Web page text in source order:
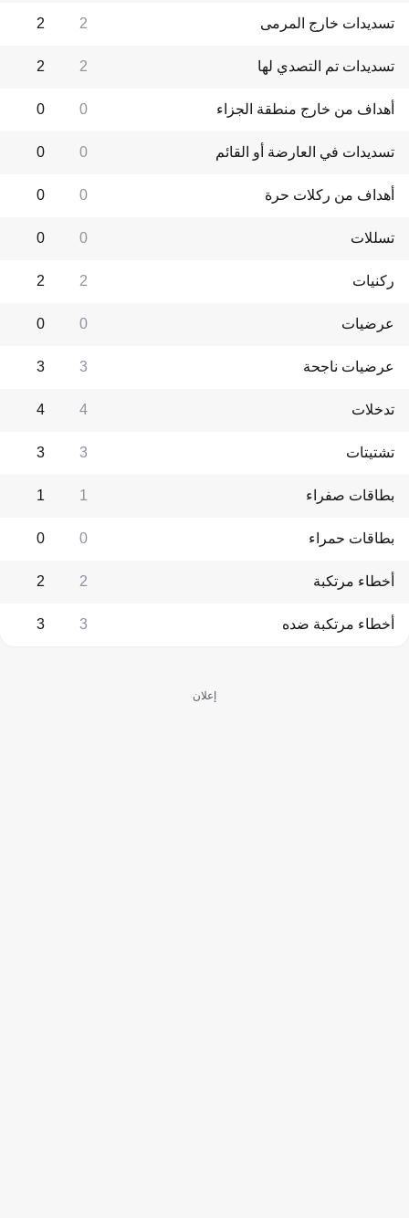
تسديدات خارج المرمى 2
2
تسديدات تم التصدي لها 2
2
أهداف من خارج منطقة الجزاء 0
0
تسديدات في العارضة أو القائم 0
0
أهداف من ركلات حرة 0
0
تسللات 0
0
ركنيات 2
2
عرضيات 0
0
عرضيات ناجحة 3
3
تدخلات 4
4
تشتيتات 3
3
بطاقات صفراء 1
1
بطاقات حمراء 0
0
أخطاء مرتكبة 2
2
أخطاء مرتكبة ضده 3
3
إعلان